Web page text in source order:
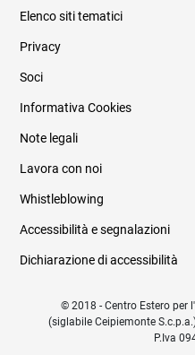
Elenco siti tematici
Privacy
Soci
Informativa Cookies
Note legali
Lavora con noi
Whistleblowing
Accessibilità e segnalazioni
Dichiarazione di accessibilità
© 2018 - Centro Estero per
(siglabile Ceipiemonte
P.Iva